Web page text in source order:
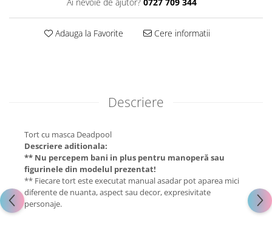
Adauga la Favorite Cere informatii
Descriere
Tort cu masca Deadpool
Descriere aditionala:
** Nu percepem bani in plus pentru manoperă sau
figurinele din modelul prezentat!
** Fiecare tort este executat manual asadar pot aparea mici
diferente de nuanta, aspect sau decor, expresivitate
personaje.